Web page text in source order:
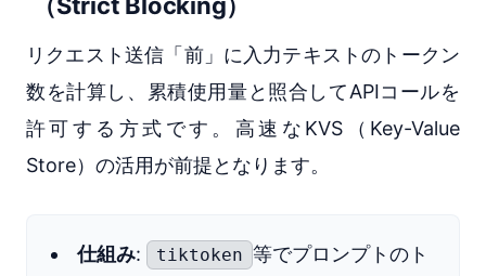
リクエスト送信「前」に入力テキストのトークン
数を計算し、累積使用量と照合してAPIコールを
許可する方式です。高速なKVS（Key-Value
Store）の活用が前提となります。
仕組み: tiktoken 等でプロンプトのト